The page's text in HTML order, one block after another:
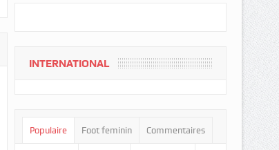
INTERNATIONAL
Populaire Foot feminin Commentaires